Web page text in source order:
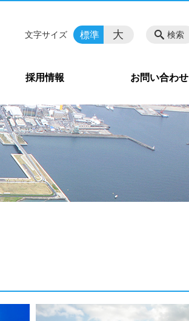
採用情報 お問い合わせ
検索
文字サイズ 標準 大